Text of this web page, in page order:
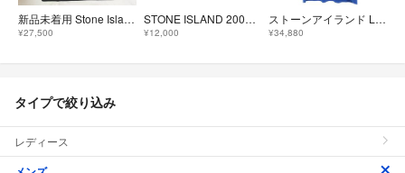
新品未着用 Stone Island ストーンアイランド 60/2 コンパス ロゴTシャツ ブラックS
¥27,500
STONE ISLAND 2003SS / 20th anniversary
¥12,000
ストーンアイランド L1S152100001 S0363 フロントロゴプリントTシャツ メンズ XL
¥34,880
タイプで絞り込み
レディース